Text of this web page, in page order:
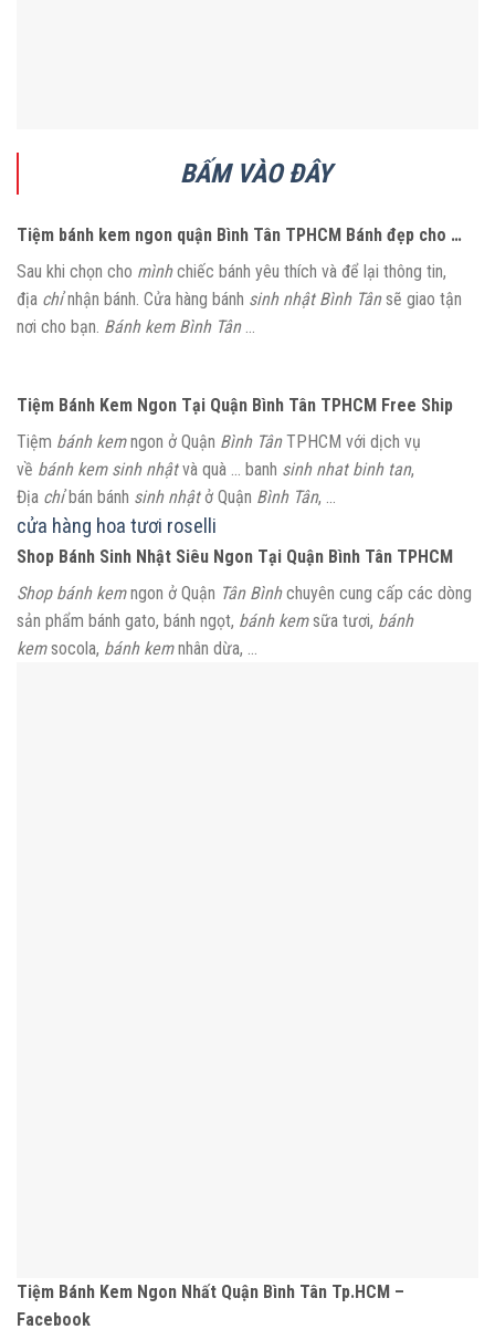
BẤM VÀO ĐÂY
Tiệm bánh kem ngon quận Bình Tân TPHCM Bánh đẹp cho …
Sau khi chọn cho mìnhchiếc bánh yêu thích và để lại thông tin,
địa chỉnhận bánh. Cửa hàng bánh sinh nhật Bình Tânsẽ giao tận
nơi cho bạn. Bánh kem Bình Tân…
Tiệm Bánh Kem Ngon Tại Quận Bình Tân TPHCM Free Ship
Tiệm bánh kemngon ở Quận Bình TânTPHCM với dịch vụ
về bánh kem sinh nhậtvà quà … banh sinh nhat binh tan,
Địa chỉbán bánh sinh nhậtở Quận Bình Tân, …
cửa hàng hoa tươi roselli
Shop Bánh Sinh Nhật Siêu Ngon Tại Quận Bình Tân TPHCM
Shop bánh kemngon ở Quận Tân Bìnhchuyên cung cấp các dòng
sản phẩm bánh gato, bánh ngọt, bánh kemsữa tươi, bánh
kemsocola, bánh kemnhân dừa, …
Tiệm Bánh Kem Ngon Nhất Quận Bình Tân Tp.HCM –
Facebook